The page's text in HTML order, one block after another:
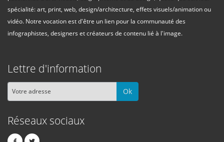
spécialité: art, print, web, design/architecture, effets visuels/animation ou
vidéo. Notre vocation est d'être un lien pour la communauté des
infographistes, designers et créateurs de contenu lié à l'image.
Lettre d'information
Ok
Réseaux sociaux